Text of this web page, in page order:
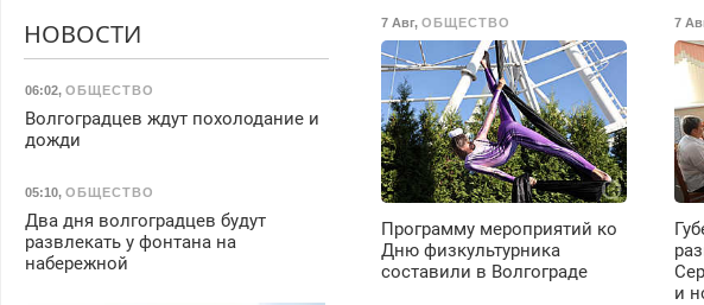
Реконструкция ЦПКиО
7 Авг,ОБЩЕСТВО
Программу мероприятий ко
Дню физкультурника
составили в Волгограде
7
и
НОВОСТИ
06:02, ОБЩЕСТВО
Волгоградцев ждут похолодание и
дожди
05:10, ОБЩЕСТВО
Два дня волгоградцев будут
развлекать у фонтана на
набережной